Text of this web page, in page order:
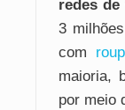
redes de
3
com
maioria,
por meio